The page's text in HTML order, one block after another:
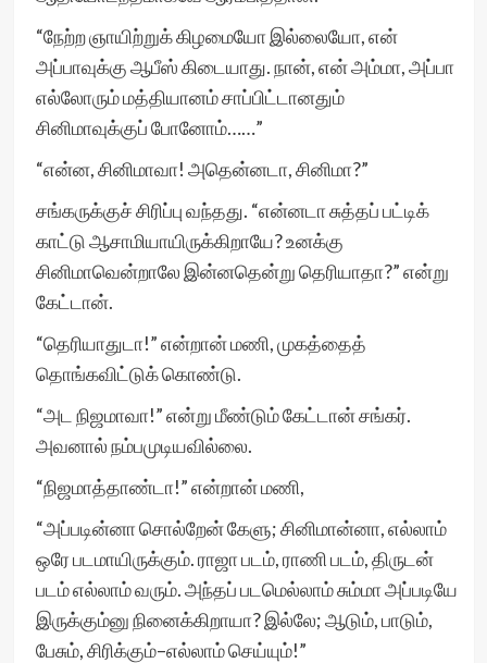
“நேற்ற ஞாயிற்றுக் கிழமையோ இல்லையோ, என்
அப்பாவுக்கு ஆபீஸ் கிடையாது. நான், என் அம்மா, அப்பா
எல்லோரும் மத்தியானம் சாப்பிட்டானதும்
சினிமாவுக்குப் போனோம்……”
“என்ன, சினிமாவா! அதென்னடா, சினிமா?”
சங்கருக்குச் சிரிப்பு வந்தது. “என்னடா சுத்தப் பட்டிக்
காட்டு ஆசாமியாயிருக்கிறாயே? உனக்கு
சினிமாவென்றாலே இன்னதென்று தெரியாதா?” என்று
கேட்டான்.
“தெரியாதுடா!” என்றான் மணி, முகத்தைத்
தொங்கவிட்டுக் கொண்டு.
“அட நிஜமாவா!” என்று மீண்டும் கேட்டான் சங்கர்.
அவனால் நம்பமுடியவில்லை.
“நிஜமாத்தாண்டா!” என்றான் மணி,
“அப்படின்னா சொல்றேன் கேளு; சினிமான்னா, எல்லாம்
ஒரே படமாயிருக்கும். ராஜா படம், ராணி படம், திருடன்
படம் எல்லாம் வரும். அந்தப் படமெல்லாம் சும்மா அப்படியே
இருக்கும்னு நினைக்கிறாயா? இல்லே; ஆடும், பாடும்,
பேசும், சிரிக்கும்–எல்லாம் செய்யும்!”